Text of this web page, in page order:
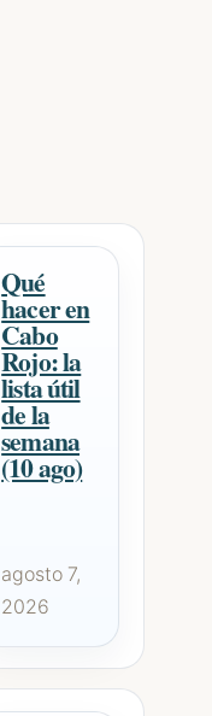
Qué
hacer en
Cabo
Rojo: la
lista útil
de la
semana
(10 ago)
agosto 7,
2026